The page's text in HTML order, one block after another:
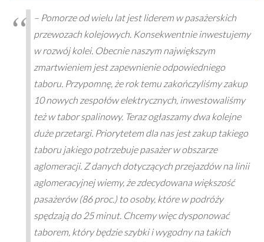
– Pomorze od wielu lat jest liderem w pasażerskich
przewozach kolejowych. Konsekwentnie inwestujemy
w rozwój kolei. Obecnie naszym największym
zmartwieniem jest zapewnienie odpowiedniego
taboru. Przypomnę, że rok temu zakończyliśmy zakup
10 nowych zespołów elektrycznych, inwestowaliśmy
też w tabor spalinowy. Teraz ogłaszamy dwa kolejne
duże przetargi. Priorytetem dla nas jest zakup takiego
taboru jakiego potrzebuje pasażer w obszarze
aglomeracji. Z danych dotyczących przejazdów na linii
aglomeracyjnej wiemy, że zdecydowana większość
pasażerów (86 proc.) to osoby, które w podróży
spędzają do 25 minut. Chcemy więc dysponować
taborem, który będzie szybki i wygodny na takich